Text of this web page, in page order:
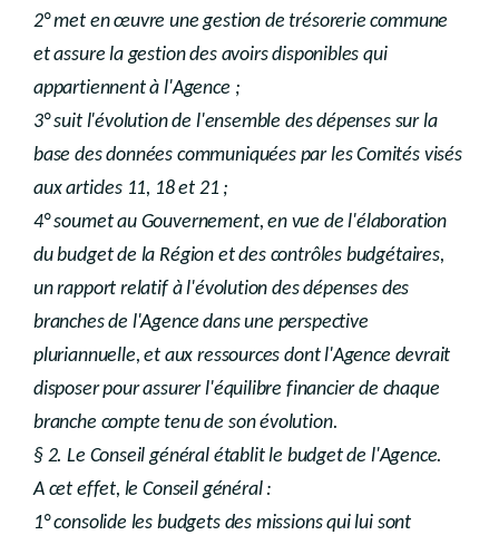
2° met en œuvre une gestion de trésorerie commune
et assure la gestion des avoirs disponibles qui
appartiennent à l'Agence ;
3° suit l'évolution de l'ensemble des dépenses sur la
base des données communiquées par les Comités visés
aux articles 11, 18 et 21 ;
4° soumet au Gouvernement, en vue de l'élaboration
du budget de la Région et des contrôles budgétaires,
un rapport relatif à l'évolution des dépenses des
branches de l'Agence dans une perspective
pluriannuelle, et aux ressources dont l'Agence devrait
disposer pour assurer l'équilibre financier de chaque
branche compte tenu de son évolution.
§ 2. Le Conseil général établit le budget de l'Agence.
A cet effet, le Conseil général :
1° consolide les budgets des missions qui lui sont